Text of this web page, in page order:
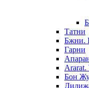
Татни
Бжни.
Гарни
Ararat.
Бон